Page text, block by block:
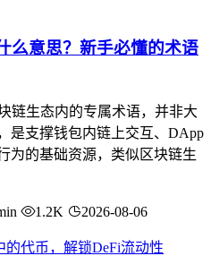
么意思？新手必懂的术语
链生态内的专属术语，并非大
是支撑钱包内链上交互、DApp
为的基础资源，类似区块链生
1.2K 2026-08-06